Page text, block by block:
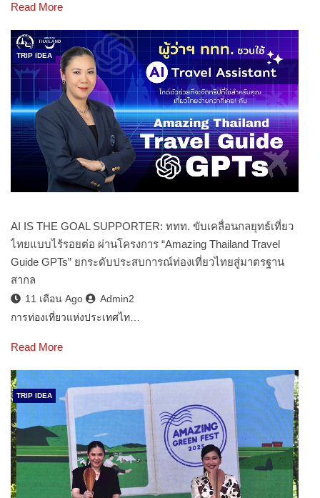
Read More
TRIP IDEA
AI IS THE GOAL SUPPORTER: ททท. ขับเคลื่อนกลยุทธ์เที่ยว
ไทยแบบไร้รอยต่อ ผ่านโครงการ “Amazing Thailand Travel
Guide GPTs” ยกระดับประสบการณ์ท่องเที่ยวไทยสู่มาตรฐาน
สากล
11 เดือน Ago
Admin2
การท่องเที่ยวแห่งประเทศไท…
Read More
TRIP IDEA